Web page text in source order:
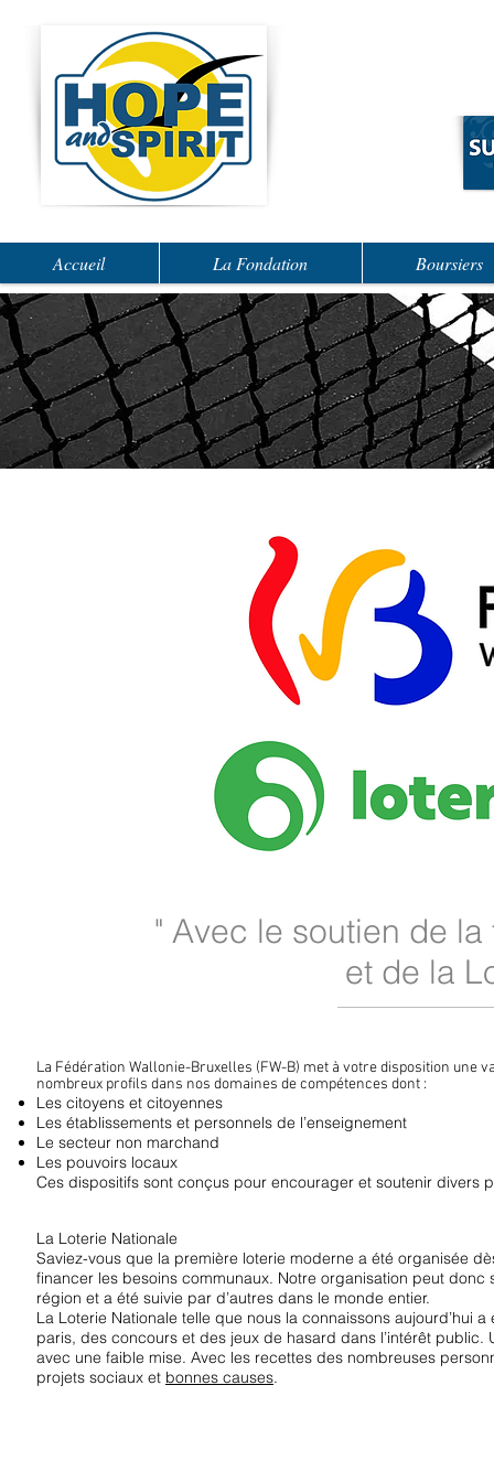
Accueil La Fondation Boursiers
" Avec le soutien de
et de la
La Fédération Wallonie-Bruxelles (FW-B) met à votre disposition une
nombreux profils dans nos domaines de compétences dont :
Les citoyens et citoyennes
Les établissements et personnels de l’enseignement
Le secteur non marchand
Les pouvoirs locaux
Ces dispositifs sont conçus pour encourager et soutenir divers
La Loterie Nationale
Saviez-vous que la première loterie moderne a été organisée
financer les besoins communaux. Notre organisation peut
région et a été suivie par d’autres dans le monde entier.
La Loterie Nationale telle que nous la connaissons aujourd’hui
paris, des concours et des jeux de hasard dans l’intérêt
avec une faible mise. Avec les recettes des nombreuses
projets sociaux et bonnes causes.